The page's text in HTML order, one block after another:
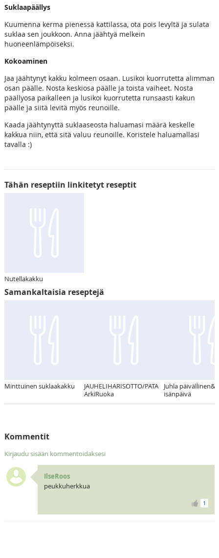
Suklaapäällys
Kuumenna kerma pienessä kattilassa, ota pois levyltä ja sulata
suklaa sen joukkoon. Anna jäähtyä melkein
huoneenlämpöiseksi.
Kokoaminen
Jaa jäähtynyt kakku kolmeen osaan. Lusikoi kuorrutetta alimman
osan päälle. Nosta keskiosa päälle ja toista vaiheet. Nosta
päällyosa paikalleen ja lusikoi kuorrutetta runsaasti kakun
päälle ja siitä levitä myös reunoille.
Kaada jäähtynyttä suklaaseosta haluamasi määrä keskelle
kakkua niin, että sitä valuu reunoille. Koristele haluamallasi
tavalla :)
Tähän reseptiin linkitetyt reseptit
Nutellakakku
Samankaltaisia reseptejä
Minttuinen suklaakakku
JAUHELIHARISOTTO/PATA
ArkiRuoka
Juhla
isänpäivä
Kommentit
Kirjaudu sisään kommentoidaksesi
IlseRoos
peukkuherkkua
1